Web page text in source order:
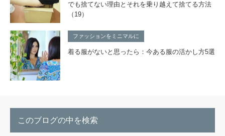
でも捨てない理由とそれを乗り越えて捨てる方法
（19）
ファッションをミニマルに
着る服がないと思ったら：今ある服の活かし方5選
このブログの中を検索